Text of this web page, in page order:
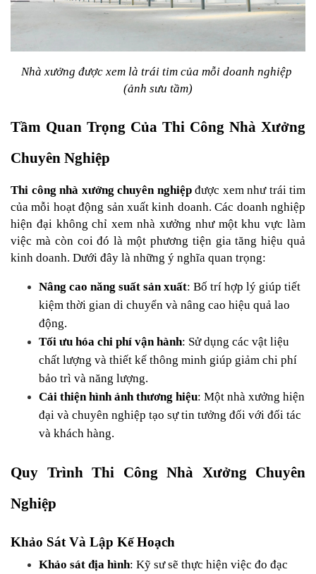
Nhà xưởng được xem là trái tim của mỗi doanh nghiệp
(ảnh sưu tầm)
Tầm Quan Trọng Của Thi Công Nhà Xưởng
Chuyên Nghiệp
Thi công nhà xưởng chuyên nghiệp được xem như trái tim
của mỗi hoạt động sản xuất kinh doanh. Các doanh nghiệp
hiện đại không chỉ xem nhà xưởng như một khu vực làm
việc mà còn coi đó là một phương tiện gia tăng hiệu quả
kinh doanh. Dưới đây là những ý nghĩa quan trọng:
Nâng cao năng suất sản xuất: Bố trí hợp lý giúp tiết
kiệm thời gian di chuyển và nâng cao hiệu quả lao
động.
Tối ưu hóa chi phí vận hành: Sử dụng các vật liệu
chất lượng và thiết kế thông minh giúp giảm chi phí
bảo trì và năng lượng.
Cải thiện hình ảnh thương hiệu: Một nhà xưởng hiện
đại và chuyên nghiệp tạo sự tin tưởng đối với đối tác
và khách hàng.
Quy Trình Thi Công Nhà Xưởng Chuyên
Nghiệp
Khảo Sát Và Lập Kế Hoạch
Khảo sát địa hình: Kỹ sư sẽ thực hiện việc đo đạc